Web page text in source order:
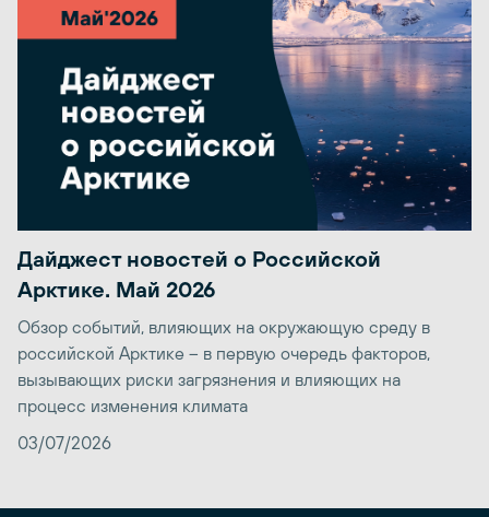
Дайджест новостей о Российской
Арктике. Май 2026
Обзор событий, влияющих на окружающую среду в
российской Арктике – в первую очередь факторов,
вызывающих риски загрязнения и влияющих на
процесс изменения климата
03/07/2026